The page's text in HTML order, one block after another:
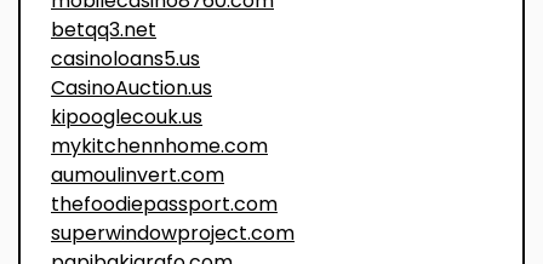
betqq3.net
casinoloans5.us
CasinoAuction.us
kipooglecouk.us
mykitchennhome.com
aumoulinvert.com
thefoodiepassport.com
superwindowproject.com